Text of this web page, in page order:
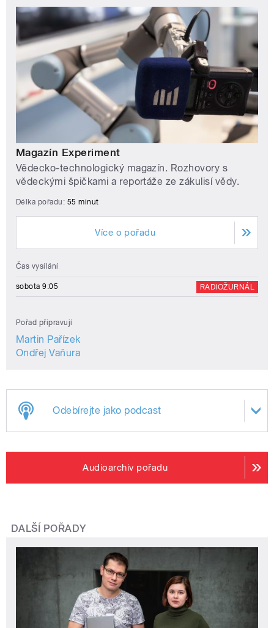
Magazín Experiment
Vědecko-technologický magazín. Rozhovory s
vědeckými špičkami a reportáže ze zákulisí vědy.
Délka pořadu: 55 minut
Více o pořadu
Čas vysílání
sobota 9:05 RADIOŽURNÁL
Pořad připravují
Martin Pařízek
Ondřej Vaňura
Odebírejte jako podcast
Audioarchiv pořadu
DALŠÍ POŘADY